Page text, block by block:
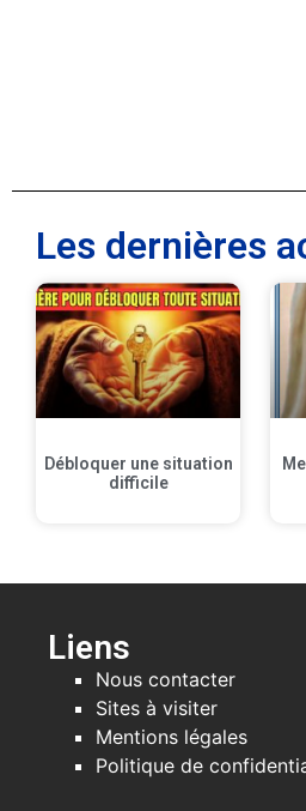
Les dernières
Débloquer une situation
difficile
Liens
Nous contacter
Sites à visiter
Mentions légales
Politique de